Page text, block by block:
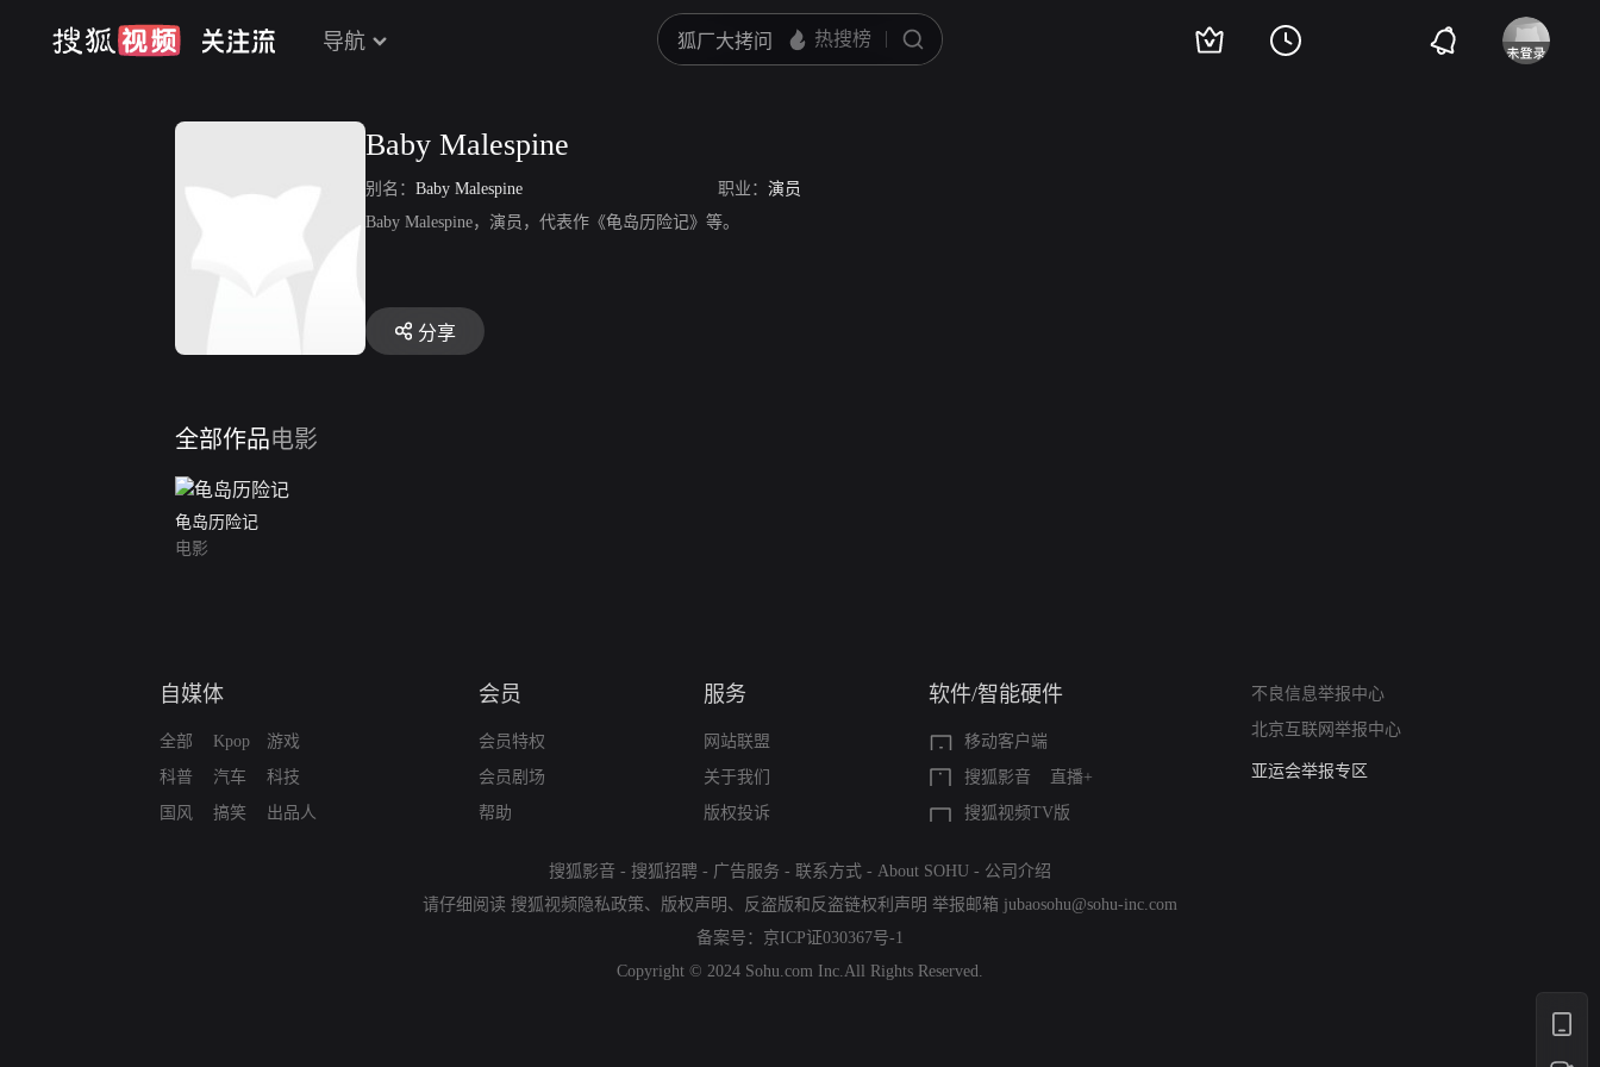
导航
Baby Malespine
别名： Baby Malespine 职业： 演员
Baby Malespine，演员，代表作《龟岛历险记》等。
分享
全部作品电影
龟岛历险记
电影
自媒体
全部
科普
国风
Kpop
汽车
搞笑
游戏
科技
出品人
会员
会员特权
会员剧场
帮助
服务
网站联盟
关于我们
版权投诉
软件/智能硬件
移动客户端
搜狐影音
直播+
搜狐视频TV版
不良信息举报中心
北京互联网举报中心
算法推荐专项举报
亚运会举报专区
搜狐影音 - 搜狐招聘 - 广告服务 - 联系方式 - About SOHU - 公司介绍
请仔细阅读 搜狐视频隐私政策、 版权声明 、 反盗版和反盗链权利声明 举报邮箱 jubaosohu@sohu-inc.com
备案号： 京ICP证030367号-1
Copyright © 2024 Sohu.com Inc.All Rights Reserved.